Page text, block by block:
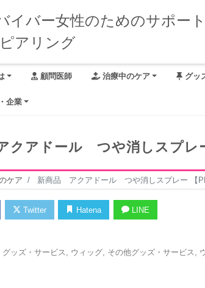
顧問医師 治療中のケア グッ
企業
クアドール つや消しスプレ
ケア 新商品 アクアドール つや消しスプレー 【
Twitter Hatena LINE
グッズ・サービス ウィッグ その他グッズ・サービス